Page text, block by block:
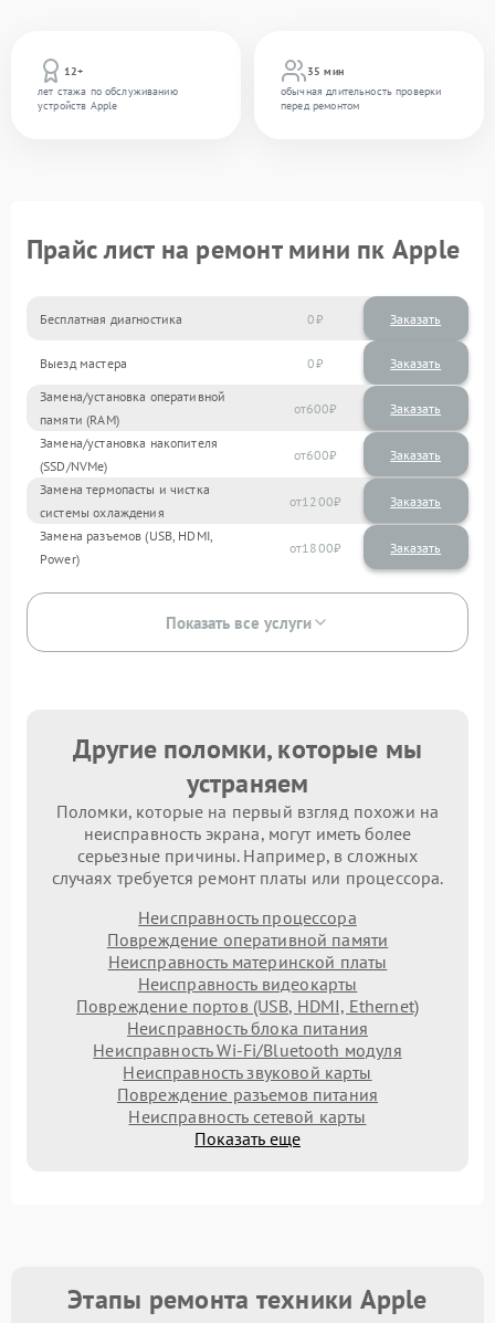
12+
лет стажа по обслуживанию
устройств Apple
35 мин
обычная длительность проверки
перед ремонтом
Прайс лист на ремонт мини пк Apple
Бесплатная диагностика 0 Заказать
Выезд мастера 0 Заказать
Замена/установка оперативной
памяти (RAM)
600
Замена/установка накопителя
(SSD/NVMe)
600
Замена термопасты и чистка
системы охлаждения
1200
Замена разъемов (USB, HDMI,
Power)
1800
Показать все услуги
Другие поломки, которые мы
устраняем
Поломки, которые на первый взгляд похожи на
неисправность экрана, могут иметь более
серьезные причины. Например, в сложных
случаях требуется ремонт платы или процессора.
Неисправность процессора
Повреждение оперативной памяти
Неисправность материнской платы
Неисправность видеокарты
Повреждение портов (USB, HDMI, Ethernet)
Неисправность блока питания
Неисправность Wi-Fi/Bluetooth модуля
Неисправность звуковой карты
Повреждение разъемов питания
Неисправность сетевой карты
Показать еще
Этапы ремонта техники Apple